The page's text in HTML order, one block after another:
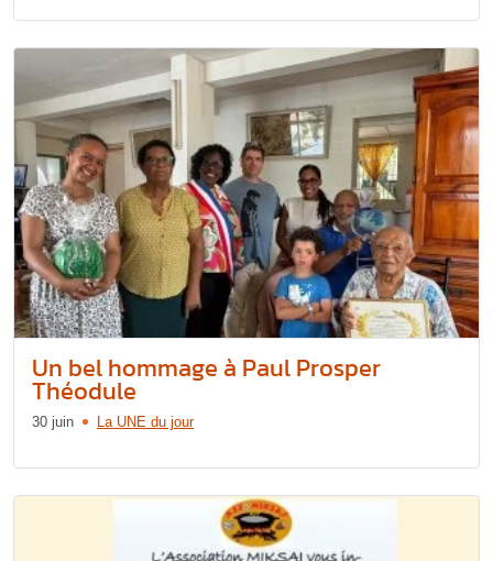
Un bel hommage à Paul Prosper
Théodule
30 juin La UNE du jour